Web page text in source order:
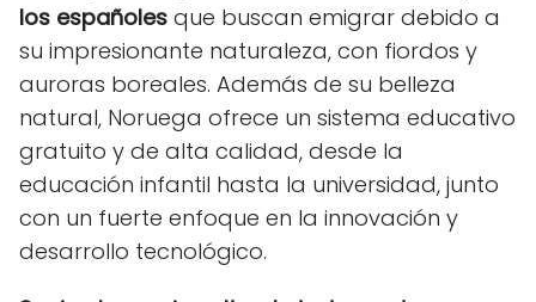
los españoles que buscan emigrar debido a
su impresionante naturaleza, con fiordos y
auroras boreales. Además de su belleza
natural, Noruega ofrece un sistema educativo
gratuito y de alta calidad, desde la
educación infantil hasta la universidad, junto
con un fuerte enfoque en la innovación y
desarrollo tecnológico.